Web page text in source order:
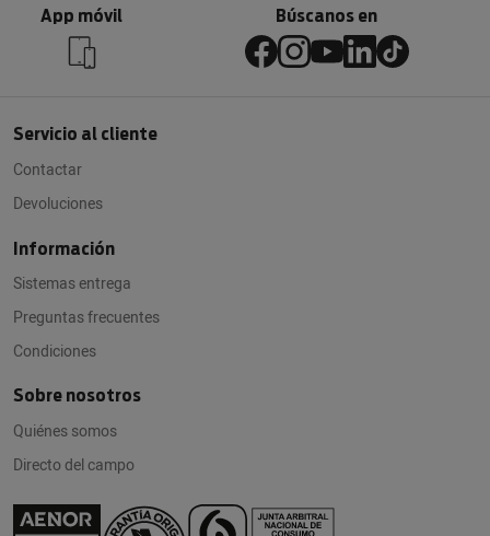
App móvil Búscanos en
Servicio al cliente
Contactar
Devoluciones
Información
Sistemas entrega
Preguntas frecuentes
Condiciones
Sobre nosotros
Quiénes somos
Directo del campo